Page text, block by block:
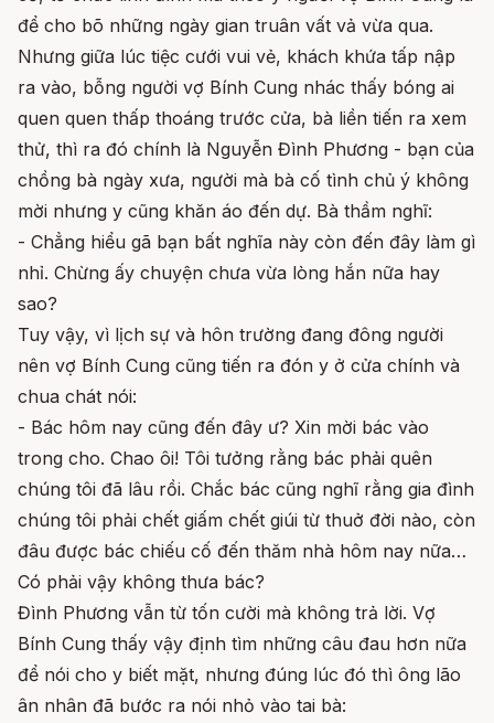
để cho bõ những ngày gian truân vất vả vừa qua.
Nhưng giữa lúc tiệc cưới vui vẻ, khách khứa tấp nập
ra vào, bỗng người vợ Bính Cung nhác thấy bóng ai
quen quen thấp thoáng trước cửa, bà liền tiến ra xem
thử, thì ra đó chính là Nguyễn Đình Phương - bạn của
chồng bà ngày xưa, người mà bà cố tình chủ ý không
mời nhưng y cũng khăn áo đến dự. Bà thầm nghĩ:
- Chẳng hiểu gã bạn bất nghĩa này còn đến đây làm gì
nhỉ. Chừng ấy chuyện chưa vừa lòng hắn nữa hay
sao?
Tuy vậy, vì lịch sự và hôn trường đang đông người
nên vợ Bính Cung cũng tiến ra đón y ở cửa chính và
chua chát nói:
- Bác hôm nay cũng đến đây ư? Xin mời bác vào
trong cho. Chao ôi! Tôi tưởng rằng bác phải quên
chúng tôi đã lâu rồi. Chắc bác cũng nghĩ rằng gia đình
chúng tôi phải chết giấm chết giúi từ thuở đời nào, còn
đâu được bác chiếu cố đến thăm nhà hôm nay nữa…
Có phải vậy không thưa bác?
Đình Phương vẫn từ tốn cười mà không trả lời. Vợ
Bính Cung thấy vậy định tìm những câu đau hơn nữa
để nói cho y biết mặt, nhưng đúng lúc đó thì ông lão
ân nhân đã bước ra nói nhỏ vào tai bà: